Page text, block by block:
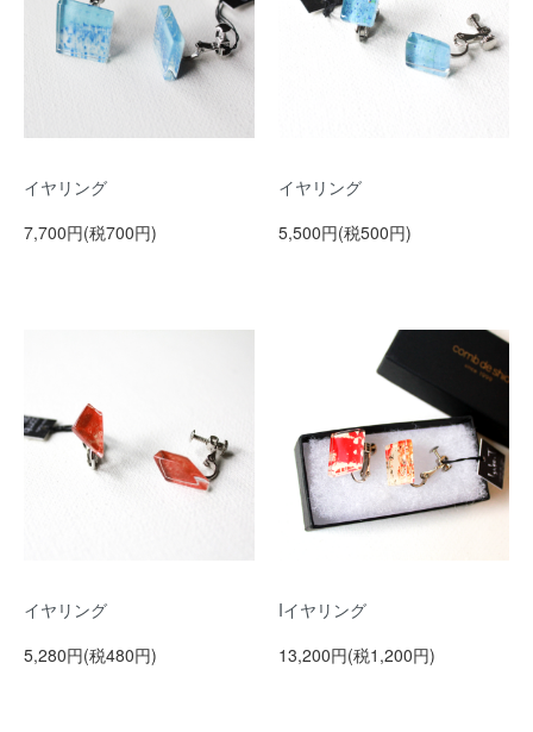
イヤリング
7,700円(税700円)
イヤリング
5,500円(税500円)
イヤリング
5,280円(税480円)
Iイヤリング
13,200円(税1,200円)